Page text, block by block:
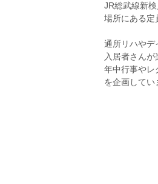
JR総武線新
場所にある定
通所リハや
入居者さんが
年中行事やレ
を企画してい